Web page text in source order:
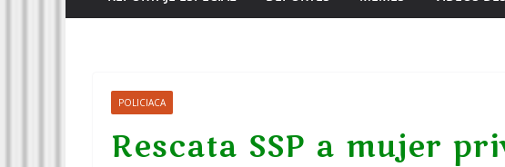
POLICIACA
Rescata SSP a mujer